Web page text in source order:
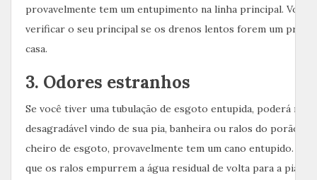
provavelmente tem um entupimento na linha principal. Você
verificar o seu principal se os drenos lentos forem um
casa.
3. Odores estranhos
Se você tiver uma tubulação de esgoto entupida, poderá
desagradável vindo de sua pia, banheira ou ralos do porão.
cheiro de esgoto, provavelmente tem um cano entupido.
que os ralos empurrem a água residual de volta para a pia ou